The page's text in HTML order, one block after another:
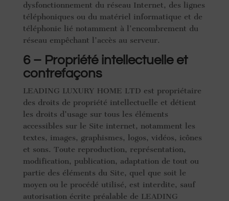
dysfonctionnement du réseau Internet, des lignes
téléphoniques ou du matériel informatique et de
téléphonie lié notamment à l’encombrement du
réseau empêchant l’accès au serveur.
6 – Propriété intellectuelle et
contrefaçons
LEADING LUXURY HOME LTD est propriétaire
des droits de propriété intellectuelle et détient
les droits d’usage sur tous les éléments
accessibles sur le Site internet, notamment les
textes, images, graphismes, logos, vidéos, icônes
et sons. Toute reproduction, représentation,
modification, publication, adaptation de tout ou
partie des éléments du Site, quel que soit le
moyen ou le procédé utilisé, est interdite, sauf
autorisation écrite préalable de LEADING